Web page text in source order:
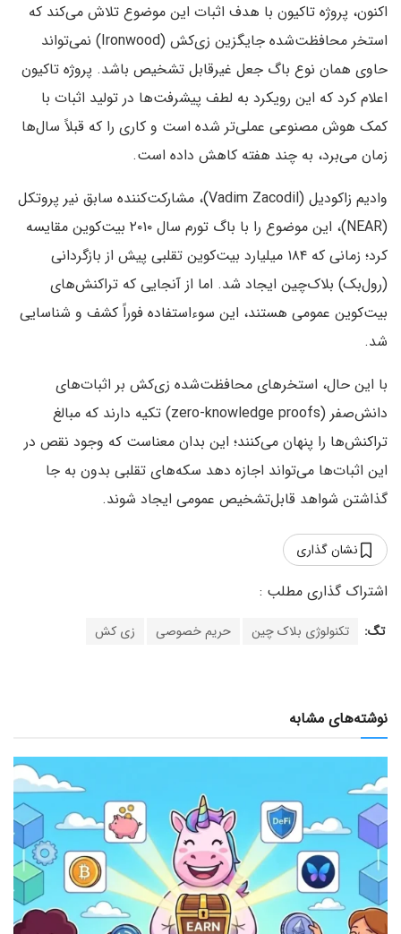
اکنون، پروژه تاکیون با هدف اثبات این موضوع تلاش می‌کند که
استخر محافظت‌شده جایگزین زی‌کش (Ironwood) نمی‌تواند
حاوی همان نوع باگ جعل غیرقابل تشخیص باشد. پروژه تاکیون
اعلام کرد که این رویکرد به لطف پیشرفت‌ها در تولید اثبات با
کمک هوش مصنوعی عملی‌تر شده است و کاری را که قبلاً سال‌ها
زمان می‌برد، به چند هفته کاهش داده است.
وادیم زاکودیل (Vadim Zacodil)، مشارکت‌کننده سابق نیر پروتکل
(NEAR)، این موضوع را با باگ تورم سال ۲۰۱۰ بیت‌کوین مقایسه
کرد؛ زمانی که ۱۸۴ میلیارد بیت‌کوین تقلبی پیش از بازگردانی
(رول‌بک) بلاک‌چین ایجاد شد. اما از آنجایی که تراکنش‌های
بیت‌کوین عمومی هستند، این سوءاستفاده فوراً کشف و شناسایی
شد.
با این حال، استخرهای محافظت‌شده زی‌کش بر اثبات‌های
دانش‌صفر (zero-knowledge proofs) تکیه دارند که مبالغ
تراکنش‌ها را پنهان می‌کنند؛ این بدان معناست که وجود نقص در
این اثبات‌ها می‌تواند اجازه دهد سکه‌های تقلبی بدون به جا
گذاشتن شواهد قابل‌تشخیص عمومی ایجاد شوند.
نشان گذاری
تگ: تکنولوژی بلاک چین حریم خصوصی زی کش
نوشته‌های مشابه